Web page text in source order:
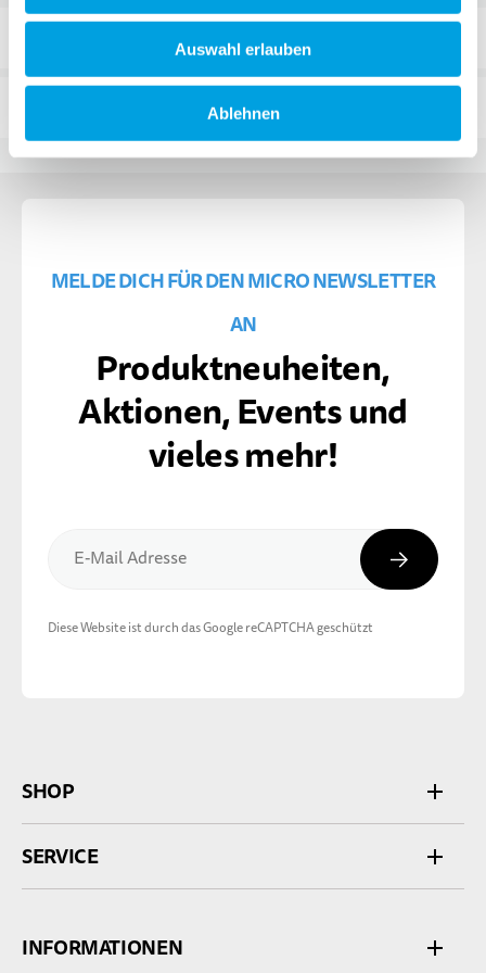
Auswahl erlauben
Ablehnen
PASSENDE PRODUKTE
E-Mail Adresse
Diese Website ist durch das Google reCAPTCHA geschützt
MELDE DICH FÜR DEN MICRO NEWSLETTER
AN
Produktneuheiten,
Aktionen, Events und
vieles mehr!
SHOP
SERVICE
INFORMATIONEN